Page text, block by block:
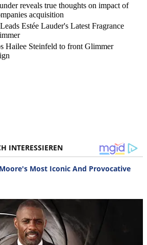
reveals true thoughts on impact of
acquisition
Estée Lauder's Latest Fragrance
Hailee Steinfeld to front Glimmer